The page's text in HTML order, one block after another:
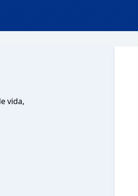
vida,